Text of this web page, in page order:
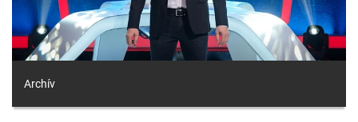
Archív